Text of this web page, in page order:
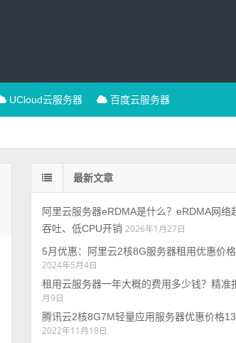
UCloud云服务器 百度云服务器
最新文章
阿里云服务器eRDMA是什么？eRDMA网络
吞吐、低CPU开销 2026年1月27日
5月优惠：阿里云2核8G服务器租用优惠价
2024年5月4日
租用云服务器一年大概的费用多少钱？精准
月9日
腾讯云2核8G7M轻量应用服务器优惠价格
2022年11月18日